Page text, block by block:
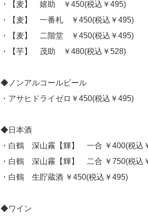
・【麦】 嬉助 ￥450(税込￥495)
・【麦】 一番札 ￥450(税込￥495)
・【麦】 二階堂 ￥450(税込￥495)
・【芋】 茂助 ￥480(税込￥528)
◆ノンアルコールビール
・アサヒドライゼロ￥450(税込￥495)
◆日本酒
・白鶴 深山霧【輝】 一合 ￥400(税込
・白鶴 深山霧【輝】 二合 ￥750(税込
・白鶴 生貯蔵酒 ￥450(税込￥495)
◆ワイン